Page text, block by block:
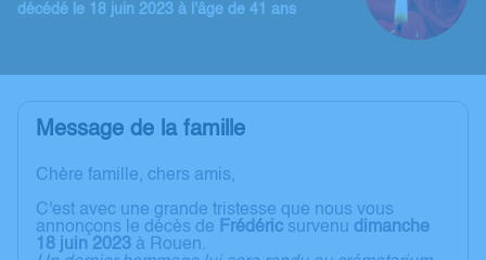
décédé le 18 juin 2023 à l'âge de 41 ans
Message de la famille
Chère famille, chers amis,
C'est avec une grande tristesse que nous vous
annonçons le décès de Frédéric survenu dimanche
18 juin 2023 à Rouen.